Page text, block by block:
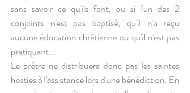
sans savoir ce qu'ils font, ou si l'un des 2
conjoints n'est pas baptisé, qu'il n'a reçu
aucune éducation chrétienne ou qu'il n'est pas
pratiquant...
Le prêtre ne distribuera donc pas les saintes
hosties à l'assistance lors d'une bénédiction. En